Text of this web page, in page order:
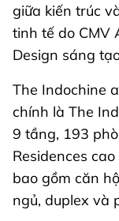
giữa kiến trúc
tinh tế do CMV
Design sáng
The Indochine
chính là The
9 tầng, 193
Residences
bao gồm căn
ngủ, duplex và